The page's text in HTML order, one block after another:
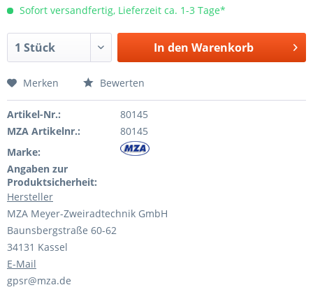
Sofort versandfertig, Lieferzeit ca. 1-3 Tage*
In den Warenkorb
Merken Bewerten
Artikel-Nr.:
80145
MZA Artikelnr.:
80145
Marke:
Angaben zur
Produktsicherheit:
Hersteller
MZA Meyer-Zweiradtechnik GmbH
Baunsbergstraße 60-62
34131 Kassel
E-Mail
gpsr@mza.de